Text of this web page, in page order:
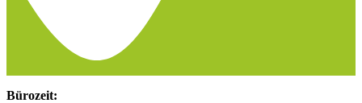
Bürozeit: